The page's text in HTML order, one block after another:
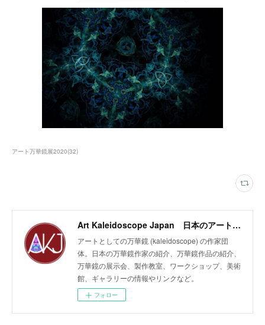
アート万華鏡展2020(32)
Art Kaleidoscope Japan 日本のアート万華鏡の作家団体
アートとしての万華鏡 (kaleidoscope) の作家団
体。日本の万華鏡作家の紹介、万華鏡作品の紹介、
万華鏡の展示会、製作教室、ワークショップ、美術
館、ギャラリーの情報やリンクなど。
フォロー